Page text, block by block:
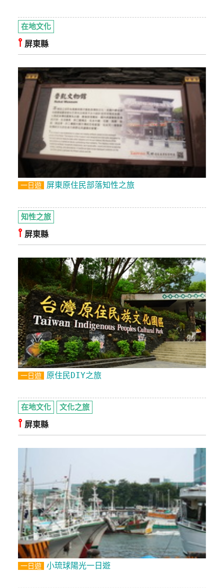
在地文化
⫯ 屏東縣
一日遊 屏東原住民部落知性之旅
知性之旅
⫯ 屏東縣
一日遊 原住民DIY之旅
在地文化 文化之旅
⫯ 屏東縣
一日遊 小琉球陽光一日遊